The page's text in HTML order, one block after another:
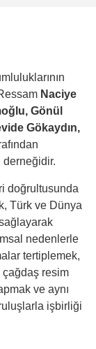
Naciye
Gönül
Gökaydın,
derneğidir.
doğrultusunda
Türk ve Dünya
sağlayarak
nedenlerle
tertiplemek,
resim
ve aynı
işbirliği